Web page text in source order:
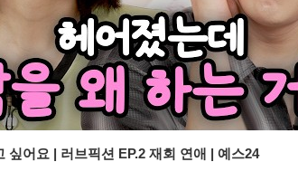
싶어요 | 러브픽션 EP.2 재회 연애 | 예스24